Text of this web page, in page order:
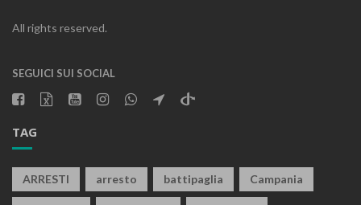
All rights reserved.
SEGUICI SUI SOCIAL
TAG
ARRESTI arresto battipaglia Campania